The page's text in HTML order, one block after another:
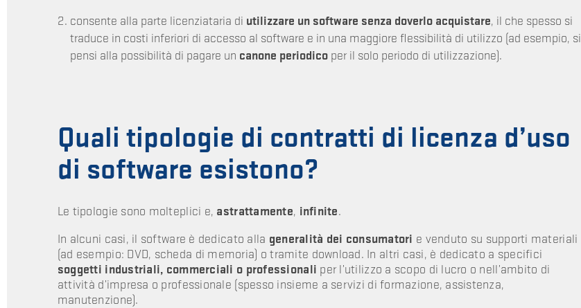
consente alla parte licenziataria di utilizzare un software senza doverlo acquistare, il che spesso si
traduce in costi inferiori di accesso al software e in una maggiore flessibilità di utilizzo (ad esempio, si
pensi alla possibilità di pagare un canone periodicoper il solo periodo di utilizzazione).
Quali tipologie di contratti di licenza d’uso
di software esistono?
Le tipologie sono molteplici e, astrattamente, infinite.
In alcuni casi, il software è dedicato alla generalità dei consumatori e venduto su supporti materiali
(ad esempio: DVD, scheda di memoria) o tramite download. In altri casi, è dedicato a specifici
soggetti industriali, commerciali o professionali per l’utilizzo a scopo di lucro o nell’ambito di
attività d’impresa o professionale (spesso insieme a servizi di formazione, assistenza,
manutenzione).